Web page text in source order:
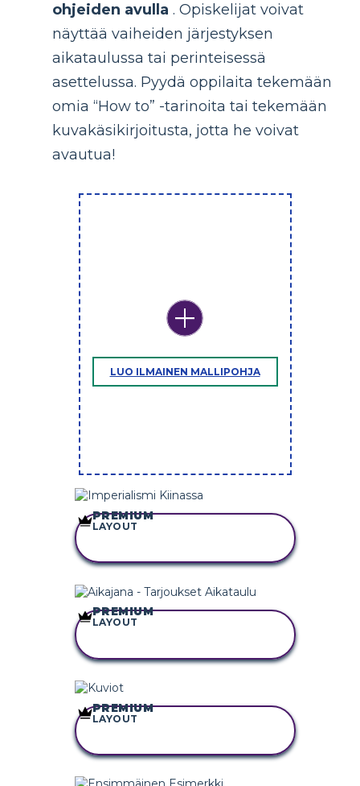
ohjeiden avulla . Opiskelijat voivat
näyttää vaiheiden järjestyksen
aikataulussa tai perinteisessä
asettelussa. Pyydä oppilaita tekemään
omia “How to” -tarinoita tai tekemään
kuvakäsikirjoitusta, jotta he voivat
avautua!
LUO ILMAINEN MALLIPOHJA
KOPIOI TÄMÄ
PREMIUM
LAYOUT
KOPIOI TÄMÄ
PREMIUM
LAYOUT
KOPIOI TÄMÄ
PREMIUM
LAYOUT